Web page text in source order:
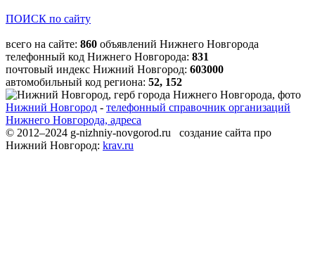
ПОИСК по сайту
всего на сайте: 860 объявлений Нижнего Новгорода
телефонный код Нижнего Новгорода: 831
почтовый индекс Нижний Новгород: 603000
автомобильный код региона: 52, 152
Нижний Новгород - телефонный справочник организаций
Нижнего Новгорода, адреса
© 2012–2024 g-nizhniy-novgorod.ru создание сайта про
Нижний Новгород: krav.ru